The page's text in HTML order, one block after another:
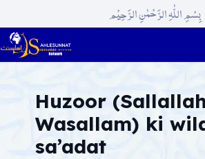
بِسْمِ اللّٰہِ الرَّحْمٰنِ الرَّحِیْم
Huzoor
Wasallam) ki
sa’adat